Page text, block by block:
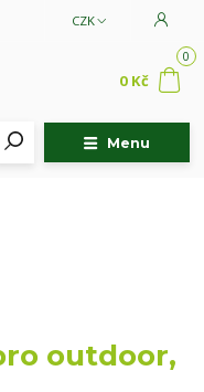
Menu
CZK
0
0 Kč
outdoor,